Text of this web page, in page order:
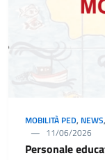
MOBILITÀ PED, NEWS,
11/06/2026
Personale